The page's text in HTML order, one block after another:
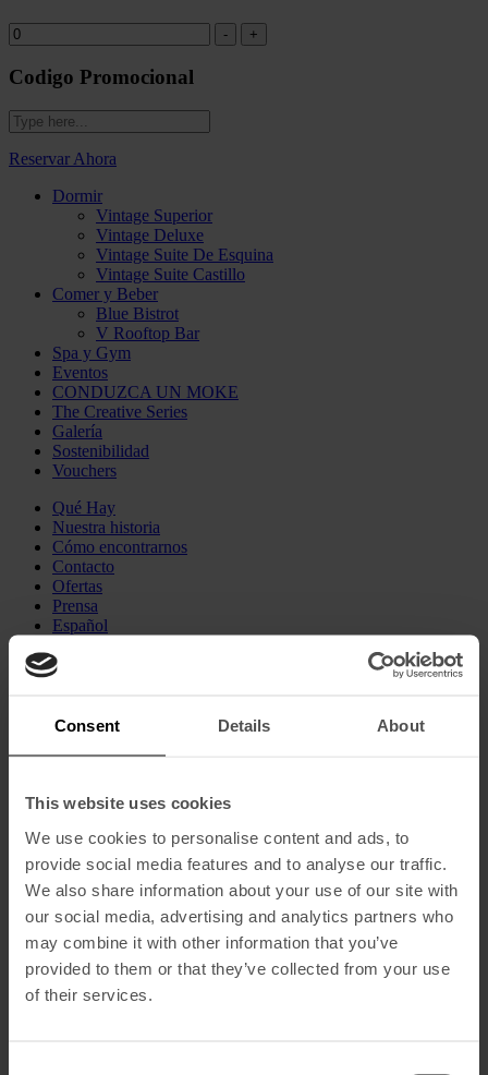
Consent Details About
This website uses cookies
We use cookies to personalise content and ads, to
provide social media features and to analyse our traffic.
We also share information about your use of our site with
our social media, advertising and analytics partners who
may combine it with other information that you’ve
provided to them or that they’ve collected from your use
of their services.
Codigo Promocional
Reservar Ahora
Dormir
Vintage Superior
Vintage Deluxe
Vintage Suite De Esquina
Vintage Suite Castillo
Comer y Beber
Blue Bistrot
V Rooftop Bar
Spa y Gym
Eventos
CONDUZCA UN MOKE
The Creative Series
Galería
Sostenibilidad
Vouchers
Qué Hay
Nuestra historia
Cómo encontrarnos
Contacto
Ofertas
Prensa
Español
Prensa
Featured
THE TELEGRAPH
ENLACE PARA EL ARTÍCULO
SUNDAY TIMES TRAVEL MAGAZINE